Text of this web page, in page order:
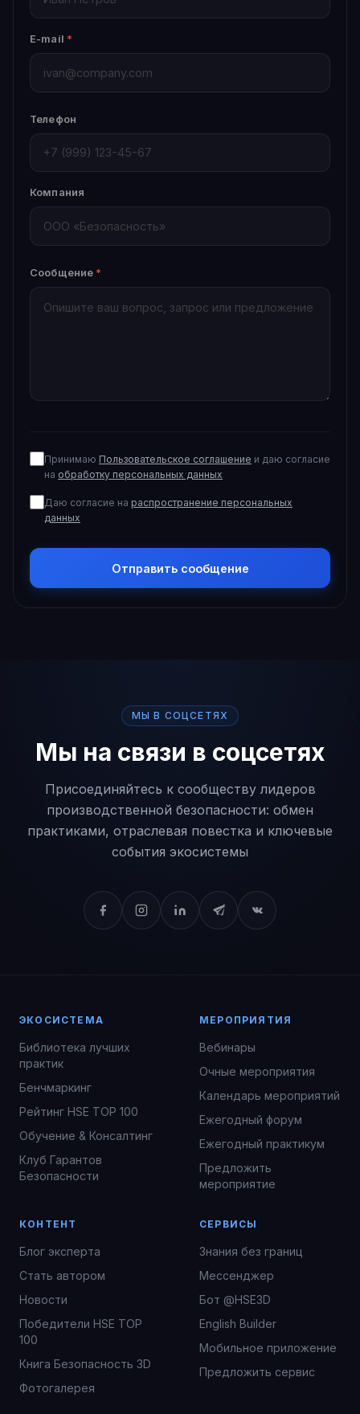
E-mail *
Телефон
Компания
Сообщение *
Принимаю Пользовательское соглашение и даю согласие
на обработку персональных данных
Даю согласие на распространение персональных
данных
Отправить сообщение
МЫ В СОЦСЕТЯХ
Мы на связи в соцсетях
Присоединяйтесь к сообществу лидеров
производственной безопасности: обмен
практиками, отраслевая повестка и ключевые
события экосистемы
ЭКОСИСТЕМА
Библиотека лучших
практик
Бенчмаркинг
Рейтинг HSE TOP 100
Обучение & Консалтинг
Клуб Гарантов
Безопасности
МЕРОПРИЯТИЯ
Вебинары
Очные мероприятия
Календарь мероприятий
Ежегодный форум
Ежегодный практикум
Предложить
мероприятие
КОНТЕНТ
Блог эксперта
Стать автором
Новости
Победители HSE TOP
100
Книга Безопасность 3D
Фотогалерея
СЕРВИСЫ
Знания без границ
Мессенджер
Бот @HSE3D
English Builder
Мобильное приложение
Предложить сервис